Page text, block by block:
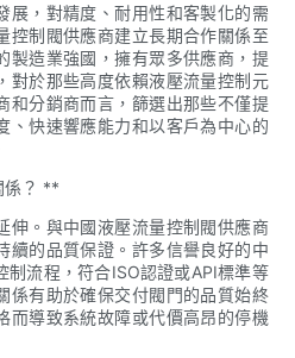
展，對精度、耐用性和客製化的需
控制閥供應商建立長期合作關係至
製造業強國，擁有眾多供應商，提
對於那些高度依賴液壓流量控制元
和分銷商而言，篩選出那些不僅提
、快速響應能力和以客戶為中心的
係？ **
伸。與中國液壓流量控制閥供應商
續的品質保證。許多信譽良好的中
制流程，符合ISO認證或API標準等
係有助於確保交付閥門的品質始終
而導致系統故障或代價高昂的停機